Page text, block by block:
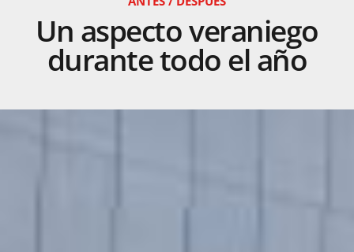
Un aspectoveraniego
durantetodoelaño